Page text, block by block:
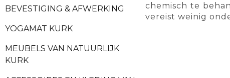
BEVESTIGING & AFWERKING
YOGAMAT KURK
MEUBELS VAN NATUURLIJK
KURK
chemisch te
vereist weinig